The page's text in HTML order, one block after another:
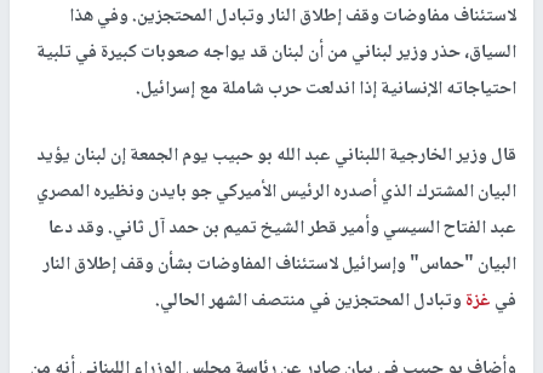
لاستئناف مفاوضات وقف إطلاق النار وتبادل المحتجزين. وفي هذا
السياق، حذر وزير لبناني من أن لبنان قد يواجه صعوبات كبيرة في تلبية
احتياجاته الإنسانية إذا اندلعت حرب شاملة مع إسرائيل.
قال وزير الخارجية اللبناني عبد الله بو حبيب يوم الجمعة إن لبنان يؤيد
البيان المشترك الذي أصدره الرئيس الأميركي جو بايدن ونظيره المصري
عبد الفتاح السيسي وأمير قطر الشيخ تميم بن حمد آل ثاني. وقد دعا
البيان "حماس" وإسرائيل لاستئناف المفاوضات بشأن وقف إطلاق النار
فيغزةوتبادل المحتجزين في منتصف الشهر الحالي.